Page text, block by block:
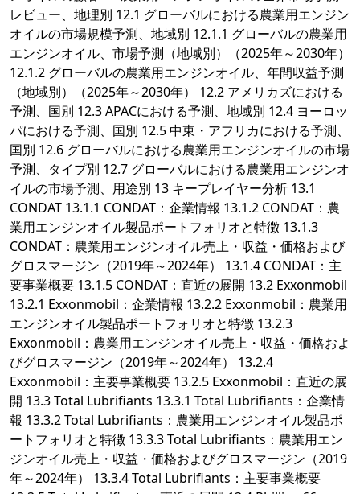
レビュー、地理別 12.1 グローバルにおける農業用エンジン
オイルの市場規模予測、地域別 12.1.1 グローバルの農業用
エンジンオイル、市場予測（地域別）（2025年～2030年）
12.1.2 グローバルの農業用エンジンオイル、年間収益予測
（地域別）（2025年～2030年） 12.2 アメリカズにおける
予測、国別 12.3 APACにおける予測、地域別 12.4 ヨーロッ
パにおける予測、国別 12.5 中東・アフリカにおける予測、
国別 12.6 グローバルにおける農業用エンジンオイルの市場
予測、タイプ別 12.7 グローバルにおける農業用エンジンオ
イルの市場予測、用途別 13 キープレイヤー分析 13.1
CONDAT 13.1.1 CONDAT：企業情報 13.1.2 CONDAT：農
業用エンジンオイル製品ポートフォリオと特徴 13.1.3
CONDAT：農業用エンジンオイル売上・収益・価格および
グロスマージン（2019年～2024年） 13.1.4 CONDAT：主
要事業概要 13.1.5 CONDAT：直近の展開 13.2 Exxonmobil
13.2.1 Exxonmobil：企業情報 13.2.2 Exxonmobil：農業用
エンジンオイル製品ポートフォリオと特徴 13.2.3
Exxonmobil：農業用エンジンオイル売上・収益・価格およ
びグロスマージン（2019年～2024年） 13.2.4
Exxonmobil：主要事業概要 13.2.5 Exxonmobil：直近の展
開 13.3 Total Lubrifiants 13.3.1 Total Lubrifiants：企業情
報 13.3.2 Total Lubrifiants：農業用エンジンオイル製品ポ
ートフォリオと特徴 13.3.3 Total Lubrifiants：農業用エン
ジンオイル売上・収益・価格およびグロスマージン（2019
年～2024年） 13.3.4 Total Lubrifiants：主要事業概要